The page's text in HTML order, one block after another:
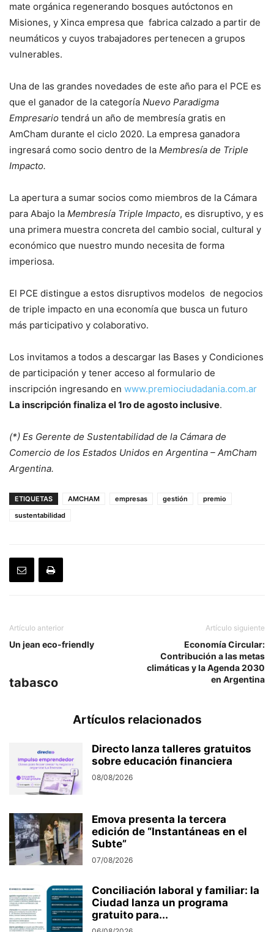
mate orgánica regenerando bosques autóctonos en
Misiones, y Xinca empresa que fabrica calzado a partir de
neumáticos y cuyos trabajadores pertenecen a grupos
vulnerables.
Una de las grandes novedades de este año para el PCE es
que el ganador de la categoría Nuevo Paradigma
Empresario tendrá un año de membresía gratis en
AmCham durante el ciclo 2020. La empresa ganadora
ingresará como socio dentro de la Membresía de Triple
Impacto.
La apertura a sumar socios como miembros de la Cámara
para Abajo la Membresía Triple Impacto, es disruptivo, y es
una primera muestra concreta del cambio social, cultural y
económico que nuestro mundo necesita de forma
imperiosa.
El PCE distingue a estos disruptivos modelos de negocios
de triple impacto en una economía que busca un futuro
más participativo y colaborativo.
Los invitamos a todos a descargar las Bases y Condiciones
de participación y tener acceso al formulario de
inscripción ingresando en www.premiociudadania.com.ar
La inscripción finaliza el 1ro de agosto inclusive.
(*) Es Gerente de Sustentabilidad de la Cámara de
Comercio de los Estados Unidos en Argentina – AmCham
Argentina.
ETIQUETAS AMCHAM empresas gestión
premio
sustentabilidad
Artículo anterior
Un jean eco-friendly
Artículo siguiente
Economía Circular:
Contribución a las metas
climáticas y la Agenda 2030
en Argentina
tabasco
Artículos relacionados
Directo lanza talleres gratuitos
sobre educación financiera
08/08/2026
Emova presenta la tercera
edición de “Instantáneas en el
Subte”
07/08/2026
Conciliación laboral y familiar: la
Ciudad lanza un programa
gratuito para...